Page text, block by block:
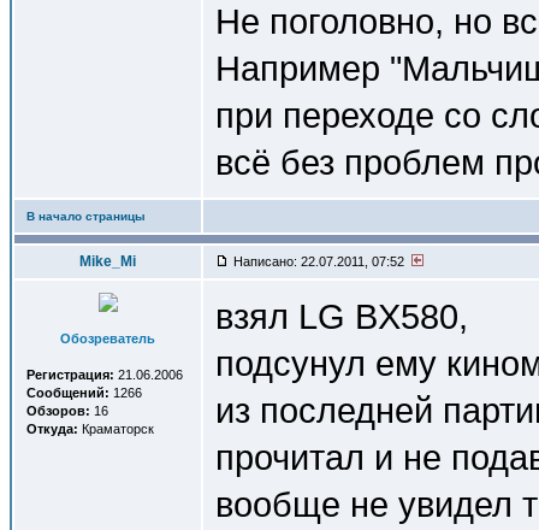
Не поголовно, но
Например
при переходе со
всё без проблем
В начало страницы
Mike_Mi Написано: 22.07.2011, 07:52
Обозреватель
Регистрация: 21.06.2006
Сообщений: 1266
Обзоров: 16
Откуда: Краматорск
взял LG BX580,
подсунул ему
из последней
прочитал и не
вообще не увидел